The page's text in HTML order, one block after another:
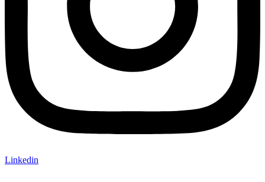
Linkedin